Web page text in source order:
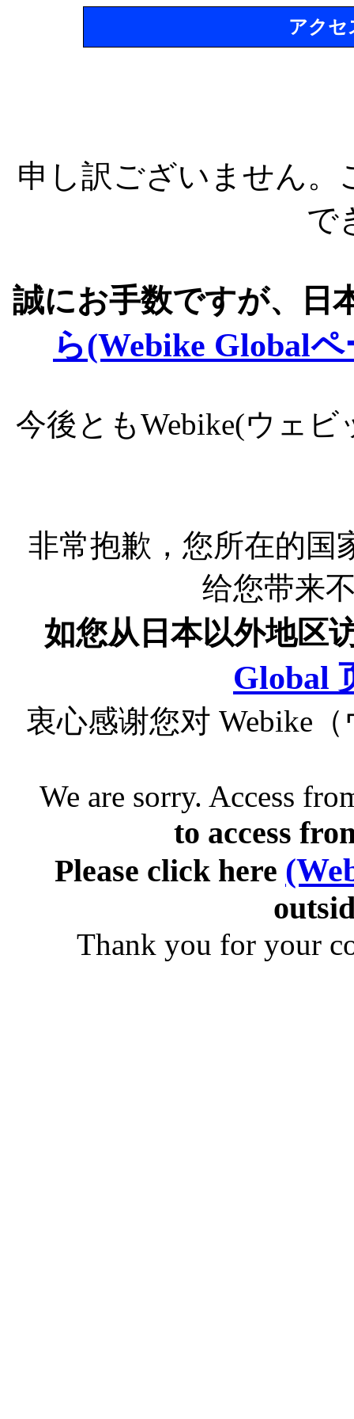
アクセ
申し訳ございません
で
誠にお手数ですが、日
ら(Webike Global
今後ともWebike(ウェ
非常抱歉，您所在的国
给您带来
如您从日本以外地区
Global
衷心感谢您对 Webike
We are sorry. Access
to access
Please click here
Thank you for your